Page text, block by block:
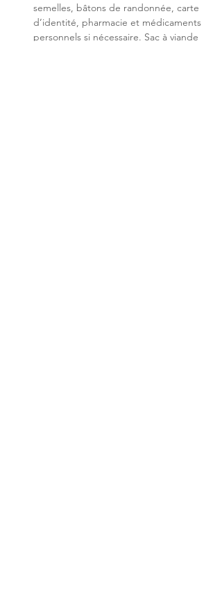
semelles, bâtons de randonnée, carte
d’identité, pharmacie et médicaments
personnels si nécessaire. Sac à viande